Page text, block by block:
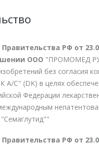
РФ от
ООО "ПРОМОМЕД
без согласия
С" (DK) в целях
Федерации
РФ от